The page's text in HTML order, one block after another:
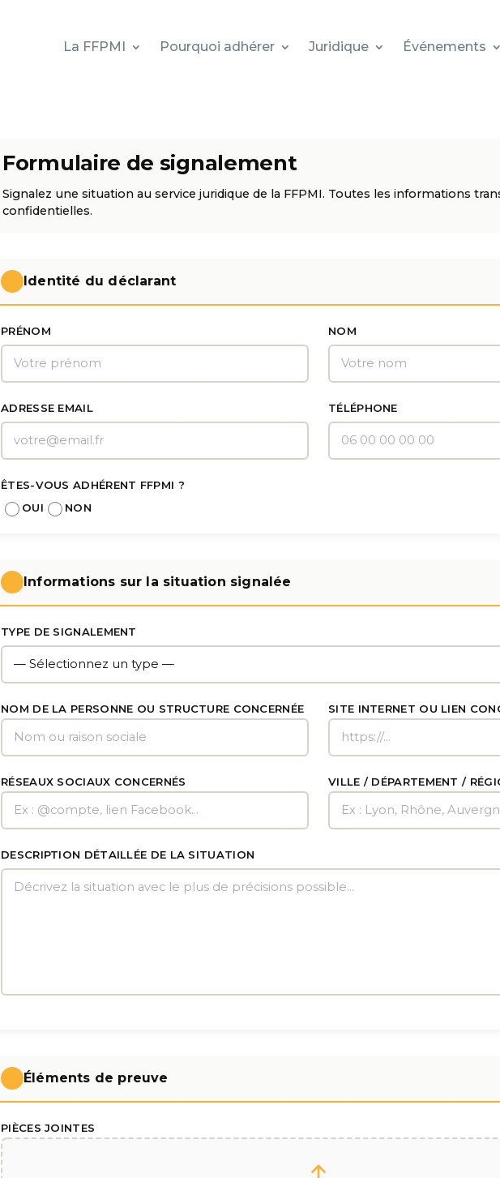
La FFPMI Pourquoi adhérer Juridique Événements
Formulaire de signalement
Signalez une situation au service juridique de la FFPMI. Toutes les informations
confidentielles.
Identité du déclarant
PRÉNOM NOM
ADRESSE EMAIL TÉLÉPHONE
ÊTES-VOUS ADHÉRENT FFPMI ?
OUI
NON
Informations sur la situation signalée
TYPE DE SIGNALEMENT
NOM DE LA PERSONNE OU STRUCTURE CONCERNÉE SITE INTERNET OU LIEN
RÉSEAUX SOCIAUX CONCERNÉS VILLE / DÉPARTEMENT /
DESCRIPTION DÉTAILLÉE DE LA SITUATION
Éléments de preuve
PIÈCES JOINTES